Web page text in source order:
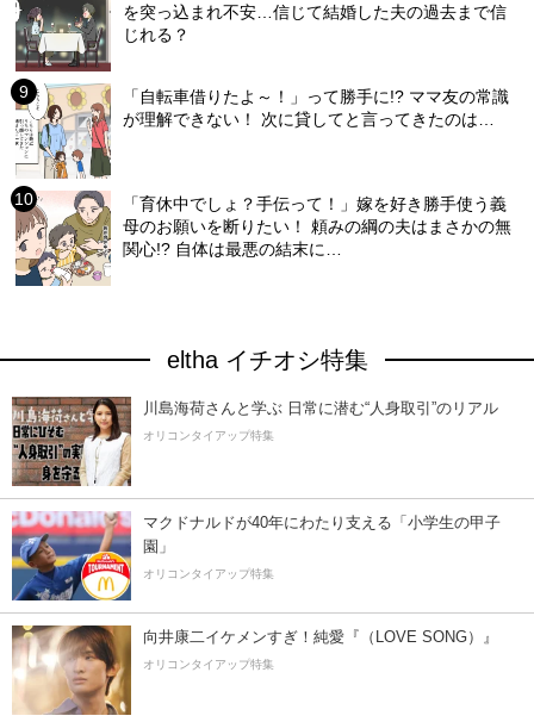
を突っ込まれ不安…信じて結婚した夫の過去まで信
じれる？
「自転車借りたよ～！」って勝手に!? ママ友の常識
が理解できない！ 次に貸してと言ってきたのは…
「育休中でしょ？手伝って！」嫁を好き勝手使う義
母のお願いを断りたい！ 頼みの綱の夫はまさかの無
関心!? 自体は最悪の結末に…
eltha イチオシ特集
川島海荷さんと学ぶ 日常に潜む“人身取引”のリアル
オリコンタイアップ特集
マクドナルドが40年にわたり支える「小学生の甲子
園」
オリコンタイアップ特集
向井康二イケメンすぎ！純愛『（LOVE SONG）』
オリコンタイアップ特集